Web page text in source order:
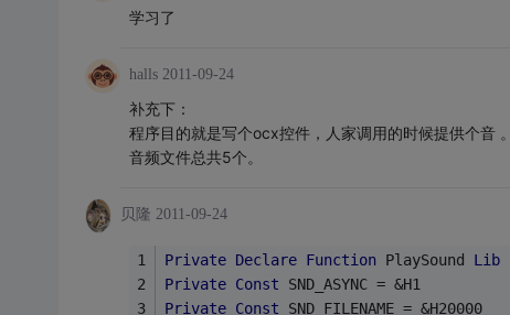
学习了
halls 2011-09-24
补充下：
程序目的就是写个ocx控件，人家调用的时候提供个音 。
音频文件总共5个。
贝隆 2011-09-24
Private Declare Function PlaySound Lib
Private Const SND_ASYNC = &H1
Private Const SND_FILENAME = &H20000